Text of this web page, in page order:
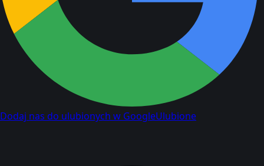
Dodaj nas do ulubionych w GoogleUlubione